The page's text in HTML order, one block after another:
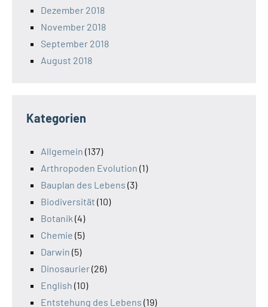
Dezember 2018
November 2018
September 2018
August 2018
Kategorien
Allgemein (137)
Arthropoden Evolution (1)
Bauplan des Lebens (3)
Biodiversität (10)
Botanik (4)
Chemie (5)
Darwin (5)
Dinosaurier(26)
English (10)
Entstehung des Lebens (19)